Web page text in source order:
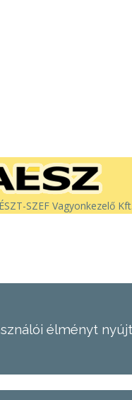
SZEF Vagyonkezelő Kft.
élményt